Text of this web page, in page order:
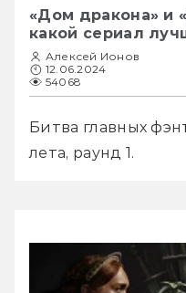
«Дом дракона» и
какой сериал
Алексей Ионов
12.06.2024
54068
Битва главных
лета, раунд 1.